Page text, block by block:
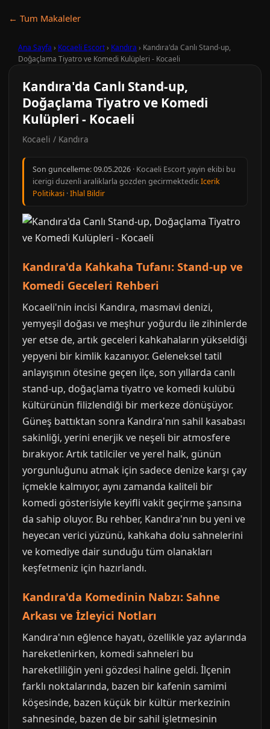
← Tum Makaleler
Ana Sayfa › Kocaeli Escort› Kandıra › Kandıra'da Canlı Stand-up,
Doğaçlama Tiyatro ve Komedi Kulüpleri - Kocaeli
Kandıra'da Canlı Stand-up,
Doğaçlama Tiyatro ve Komedi
Kulüpleri - Kocaeli
Kocaeli / Kandıra
Son guncelleme:09.05.2026 · Kocaeli Escort yayin ekibi bu
icerigi duzenli araliklarla gozden gecirmektedir.Icerik
Politikasi ·Ihlal Bildir
Kandıra'da Kahkaha Tufanı: Stand-up ve
Komedi Geceleri Rehberi
Kocaeli'nin incisi Kandıra, masmavi denizi,
yemyeşil doğası ve meşhur yoğurdu ile zihinlerde
yer etse de, artık geceleri kahkahaların yükseldiği
yepyeni bir kimlik kazanıyor. Geleneksel tatil
anlayışının ötesine geçen ilçe, son yıllarda canlı
stand-up, doğaçlama tiyatro ve komedi kulübü
kültürünün filizlendiği bir merkeze dönüşüyor.
Güneş battıktan sonra Kandıra'nın sahil kasabası
sakinliği, yerini enerjik ve neşeli bir atmosfere
bırakıyor. Artık tatilciler ve yerel halk, günün
yorgunluğunu atmak için sadece denize karşı çay
içmekle kalmıyor, aynı zamanda kaliteli bir
komedi gösterisiyle keyifli vakit geçirme şansına
da sahip oluyor. Bu rehber, Kandıra'nın bu yeni ve
heyecan verici yüzünü, kahkaha dolu sahnelerini
ve komediye dair sunduğu tüm olanakları
keşfetmeniz için hazırlandı.
Kandıra'da Komedinin Nabzı: Sahne
Arkası ve İzleyici Notları
Kandıra'nın eğlence hayatı, özellikle yaz aylarında
hareketlenirken, komedi sahneleri bu
hareketliliğin yeni gözdesi haline geldi. İlçenin
farklı noktalarında, bazen bir kafenin samimi
köşesinde, bazen küçük bir kültür merkezinin
sahnesinde, bazen de bir sahil işletmesinin